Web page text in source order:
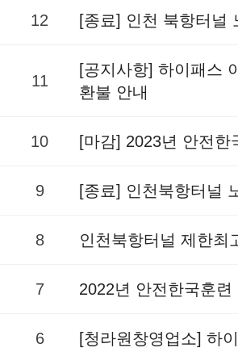
12 [종료] 인천 북항터널
11
[공지사항] 하이패스
환불 안내
10 [마감] 2023년 안전
9 [종료] 인천북항터널
8 인천북항터널 제한최
7 2022년 안전한국훈
6 [청라원창영업소] 하